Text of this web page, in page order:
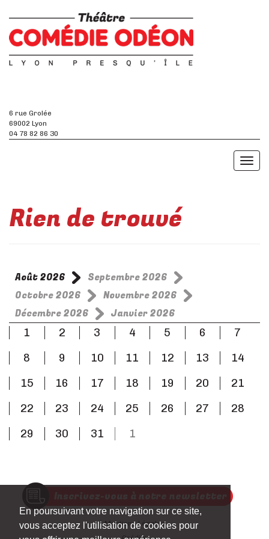
En poursuivant votre navigation sur ce site,
vous acceptez l'utilisation de cookies pour
6 rue Grolée
69002 Lyon
04 78 82 86 30
Toggle
Rien de trouvé
Août 2026
Septembre 2026
Octobre 2026
Novembre 2026
Décembre 2026
Janvier 2026
1
2 3 4 5 6
7
8
9 10 11 12 13
14
15
16 17 18 19 20
21
22
23 24 25 26 27
28
29
30 31 1
Mentions Légales